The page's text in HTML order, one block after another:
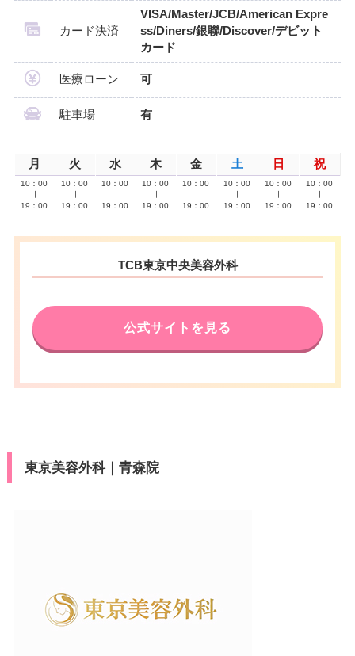
カード決済
VISA/Master/JCB/American Expre
ss/Diners/銀聯/Discover/デビット
カード
医療ローン 可
駐車場 有
月 火 水 木 金 土 日 祝
10：00
19：00
10：00
19：00
10：00
19：00
10：00
19：00
10：00
19：00
10：00
19：00
10：00
19：00
10：00
19：00
TCB東京中央美容外科
公式サイトを見る
東京美容外科｜青森院